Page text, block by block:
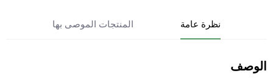
نظرة عامة المنتجات الموصى بها
الوصف